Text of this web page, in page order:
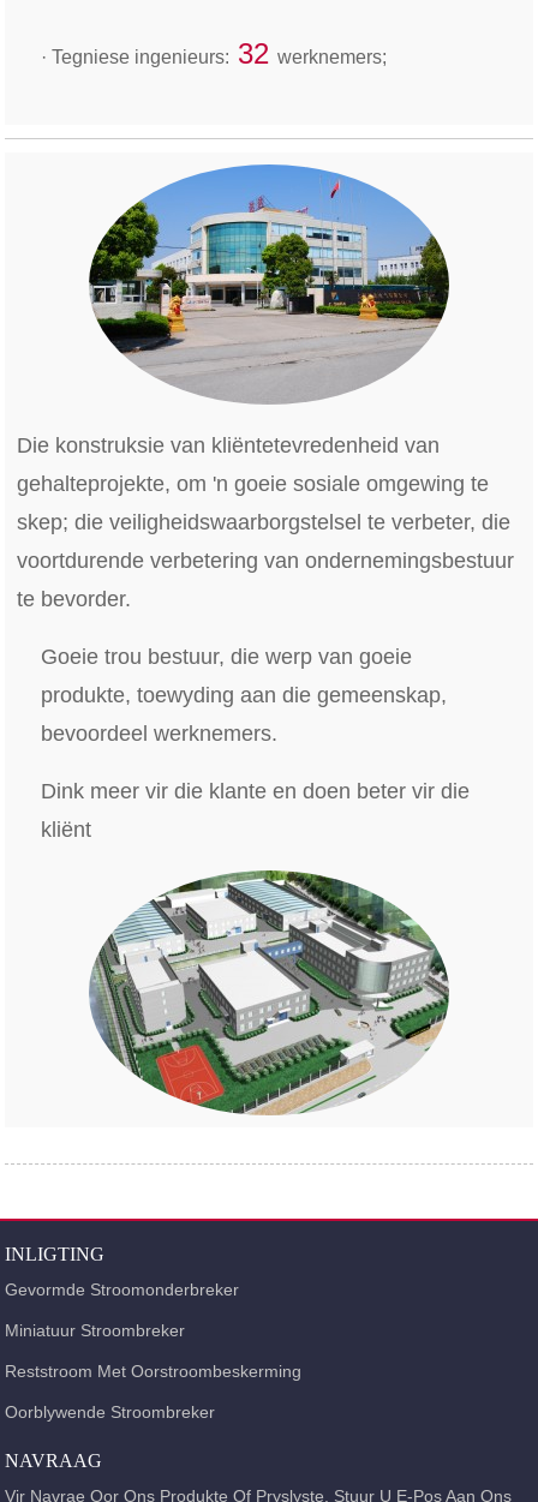
· Tegniese ingenieurs: 32 werknemers;
Die konstruksie van kliëntetevredenheid van
gehalteprojekte, om 'n goeie sosiale omgewing te
skep; die veiligheidswaarborgstelsel te verbeter, die
voortdurende verbetering van ondernemingsbestuur
te bevorder.
Goeie trou bestuur, die werp van goeie
produkte, toewyding aan die gemeenskap,
bevoordeel werknemers.
Dink meer vir die klante en doen beter vir die
kliënt
INLIGTING
Gevormde Stroomonderbreker
Miniatuur Stroombreker
Reststroom Met Oorstroombeskerming
Oorblywende Stroombreker
NAVRAAG
Vir Navrae Oor Ons Produkte Of Pryslyste, Stuur U E-Pos Aan Ons